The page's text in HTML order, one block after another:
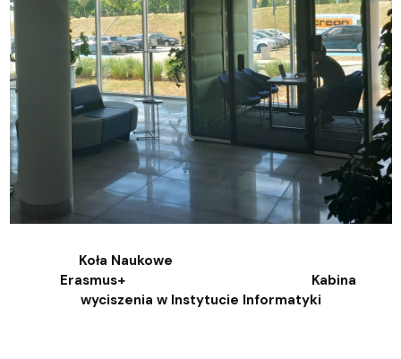
Koła Naukowe
Erasmus+ Kabina
wyciszenia w Instytucie Informatyki